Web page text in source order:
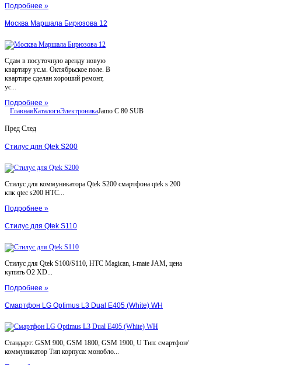
Подробнее »
Москва Маршала Бирюзова 12
Сдам в посуточную аренду новую
квартиру ус.м. Октябрьское поле. В
квартире сделан хороший ремонт,
ус...
Подробнее »
ГлавнаяКаталогиЭлектроникаJamo C 80 SUB
Пред След
Стилус для Qtek S200
Стилус для коммуникатора Qtek S200 смартфона qtek s 200
кпк qtec s200 HTC...
Подробнее »
Стилус для Qtek S110
Стилус для Qtek S100/S110, HTC Magican, i-mate JAM, цена
купить O2 XD...
Подробнее »
Смартфон LG Optimus L3 Dual E405 (White) WH
Стандарт: GSM 900, GSM 1800, GSM 1900, U Тип: смартфон/
коммуникатор Тип корпуса: монобло...